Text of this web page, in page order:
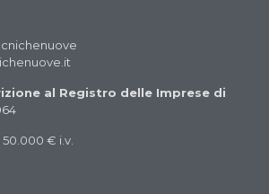
al Registro delle Imprese di
50.000 € i.v.